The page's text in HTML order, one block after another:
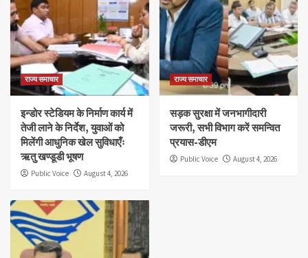
राज्य समाचार
इन्डोर स्टेडियम के निर्माण कार्य में
तेजी लाने के निर्देश, युवाओं को
मिलेंगी आधुनिक खेल सुविधाएँः
ऋतु खण्डूडी भूषण
Public Voice August 4, 2026
राज्य समाचार
सड़क सुरक्षा में जनभागीदारी
जरूरी, सभी विभाग करें समन्वित
प्रयास-डीएम
Public Voice August 4, 2026